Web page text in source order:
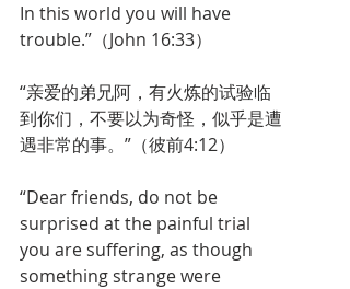
In this world you will have
trouble.”（John 16:33）
“亲爱的弟兄阿，有火炼的试验临
到你们，不要以为奇怪，似乎是遭
遇非常的事。”（彼前4:12）
“Dear friends, do not be
surprised at the painful trial
you are suffering, as though
something strange were